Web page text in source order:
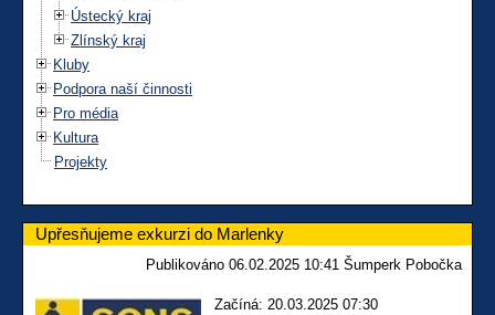
Ústecký kraj
Zlínský kraj
Kluby
Podpora naší činnosti
Pro média
Kultura
Projekty
Upřesňujeme exkurzi do Marlenky
Publikováno 06.02.2025 10:41 Šumperk Pobočka
Začíná: 20.03.2025 07:30